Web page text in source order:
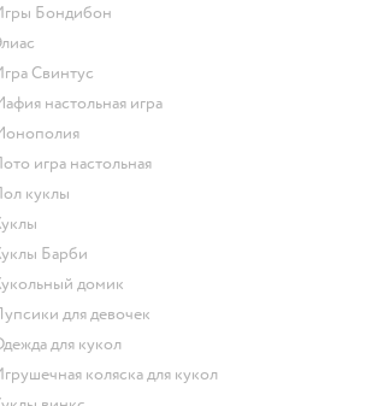
Игры Бондибон
Элиас
Игра Свинтус
Мафия настольная игра
Монополия
Лото игра настольная
Лол куклы
Куклы
Куклы Барби
Кукольный домик
Пупсики для девочек
Одежда для кукол
Игрушечная коляска для кукол